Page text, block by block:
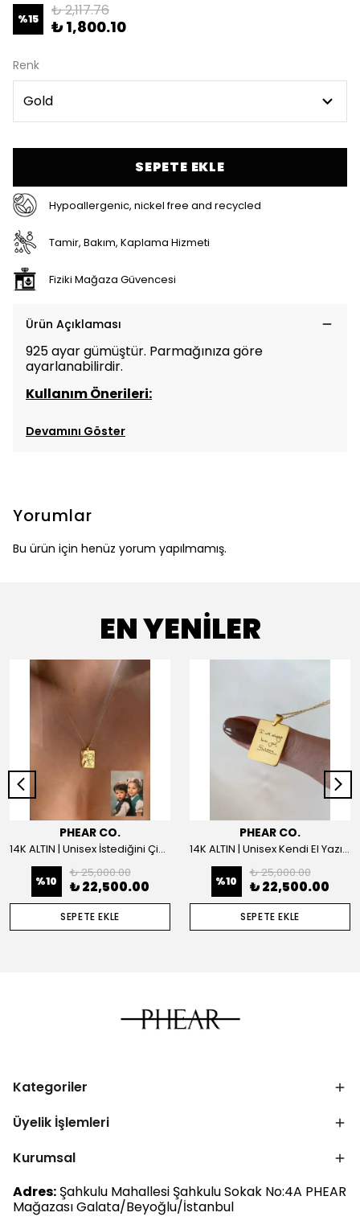
%15 ₺ 2,117.76
₺ 1,800.10
Renk
SEPETE EKLE
Hypoallergenic, nickel free and recycled
Tamir, Bakım, Kaplama Hizmeti
Fiziki Mağaza Güvencesi
Ürün Açıklaması
925 ayar gümüştür. Parmağınıza göre
ayarlanabilirdir.
Kullanım Önerileri:
Devamını Göster
Yorumlar
Bu ürün için henüz yorum yapılmamış.
EN YENİLER
PHEAR CO.
14K ALTIN | Unisex İstediğini Çizdir Kolye
%10
₺ 25,000.00
₺ 22,500.00
SEPETE EKLE
PHEAR CO.
14K ALTIN | Unisex Kendi El Yazın ile İstediğini Yazdır Plaka Kolye
%10
₺ 25,000.00
₺ 22,500.00
SEPETE EKLE
Kategoriler
Üyelik İşlemleri
Kurumsal
Adres: Şahkulu Mahallesi Şahkulu Sokak No:4A PHEAR
Mağazası Galata/Beyoğlu/İstanbul